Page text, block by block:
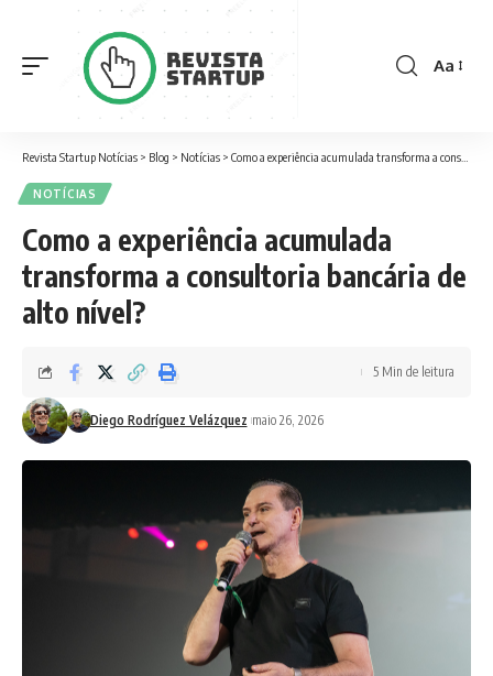
Font
Aa
Revista Startup Notícias > Blog > Notícias > Como a experiência acumulada transforma a consultoria bancária de alto nível?
NOTÍCIAS
Como a experiência acumulada
transforma a consultoria bancária de
alto nível?
Diego Rodríguez Velázquez maio 26, 2026
5 Min de leitura